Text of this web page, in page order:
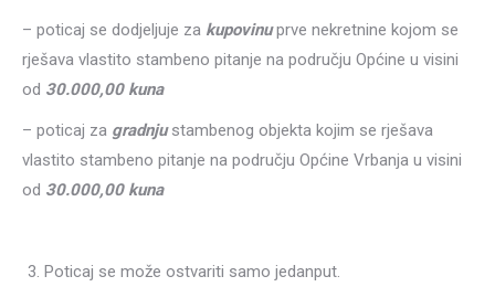
– poticaj se dodjeljuje za kupovinuprve nekretnine kojom se
rješava vlastito stambeno pitanje na području Općine u visini
od 30.000,00 kuna
– poticaj za gradnjustambenog objekta kojim se rješava
vlastito stambeno pitanje na području Općine Vrbanja u visini
od 30.000,00 kuna
Poticaj se može ostvariti samo jedanput.